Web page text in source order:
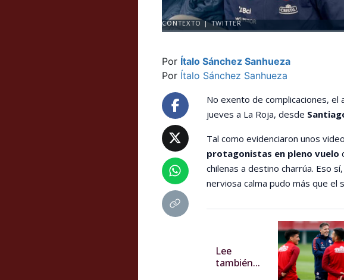
CONTEXTO | TWITTER
Por Ítalo Sánchez Sanhueza
Por Ítalo Sánchez Sanhueza
No exento de complicaciones,
jueves a La Roja, desde
Tal como evidenciaron unos
protagonistas en pleno vuelo
chilenas a destino charrúa. Eso
nerviosa calma pudo más que el
Lee
también...